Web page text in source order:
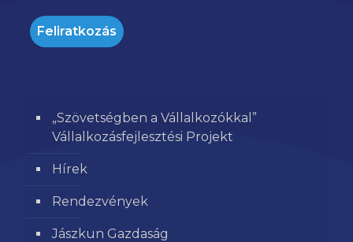
„Szövetségben a Vállalkozókkal”
Vállalkozásfejlesztési Projekt
Hírek
Rendezvények
Jászkun Gazdaság